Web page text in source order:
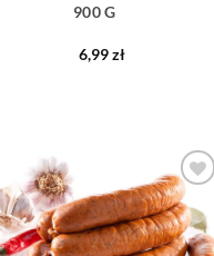
900 G
6,99zł
Dodaj do
ulubionych